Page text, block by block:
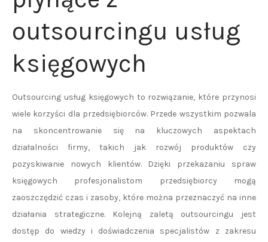
outsourcingu usług
księgowych
Outsourcing usług księgowych to rozwiązanie, które przynosi
wiele korzyści dla przedsiębiorców. Przede wszystkim pozwala
na skoncentrowanie się na kluczowych aspektach
działalności firmy, takich jak rozwój produktów czy
pozyskiwanie nowych klientów. Dzięki przekazaniu spraw
księgowych profesjonalistom przedsiębiorcy mogą
zaoszczędzić czas i zasoby, które można przeznaczyć na inne
działania strategiczne. Kolejną zaletą outsourcingu jest
dostęp do wiedzy i doświadczenia specjalistów z zakresu